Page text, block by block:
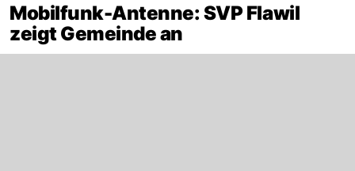
Mobilfunk-Antenne: SVP Flawil
zeigt Gemeinde an